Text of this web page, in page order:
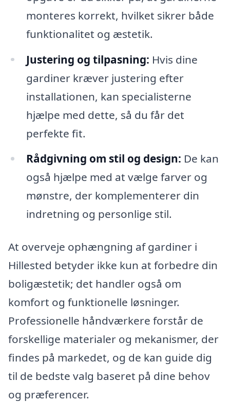
monteres korrekt, hvilket sikrer både
funktionalitet og æstetik.
Justering og tilpasning: Hvis dine
gardiner kræver justering efter
installationen, kan specialisterne
hjælpe med dette, så du får det
perfekte fit.
Rådgivning om stil og design: De kan
også hjælpe med at vælge farver og
mønstre, der komplementerer din
indretning og personlige stil.
At overveje ophængning af gardiner i
Hillested betyder ikke kun at forbedre din
boligæstetik; det handler også om
komfort og funktionelle løsninger.
Professionelle håndværkere forstår de
forskellige materialer og mekanismer, der
findes på markedet, og de kan guide dig
til de bedste valg baseret på dine behov
og præferencer.